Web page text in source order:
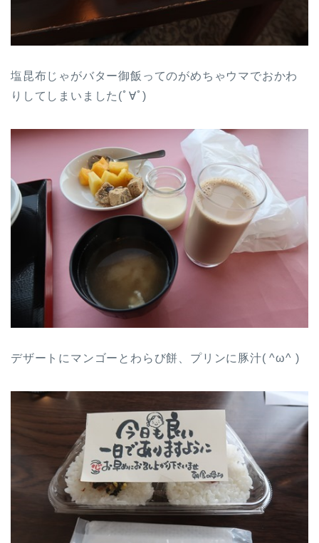
塩昆布じゃがバター御飯ってのがめちゃウマでおかわ
りしてしまいました(ﾟ∀ﾟ)
デザートにマンゴーとわらび餅、プリンに豚汁( ^ω^ )